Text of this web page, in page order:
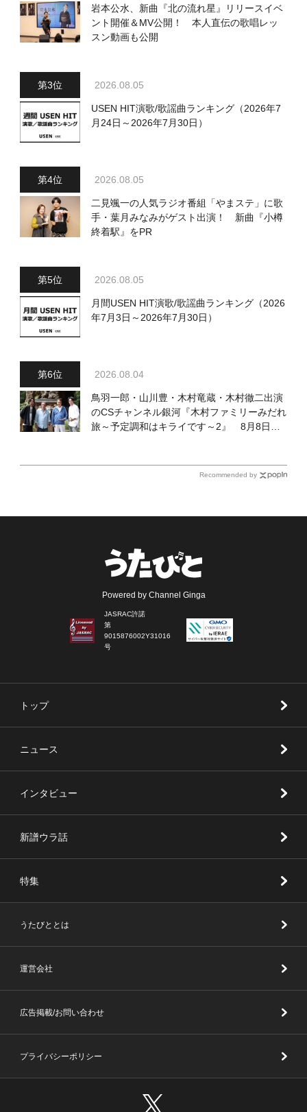
岩本公水、新曲『北の流れ星』リリースイベ
ント開催＆MV公開！ 本人直伝の歌唱レッ
スン動画も公開
2026.08.05
USEN HIT演歌/歌謡曲ランキング（2026年7
月24日～2026年7月30日）
2026.08.05
二見颯一の人気ラジオ番組「やまステ」に歌
手・葉月みなみがゲスト出演！ 新曲『小樽
終着駅』をPR
2026.08.05
月間USEN HIT演歌/歌謡曲ランキング（2026
年7月3日～2026年7月30日）
2026.08.04
鳥羽一郎・山川豊・木村竜蔵・木村徹二出演
のCSチャンネル銀河『木村ファミリーみだれ
旅～予定調和はキライです～2』 8月8日
Recommended by
Powered by Channel Ginga
JASRAC許諾
第
9015876002Y31016
号
トップ
ニュース
インタビュー
新譜ウラ話
特集
うたびととは
運営会社
広告掲載/お問い合わせ
プライバシーポリシー